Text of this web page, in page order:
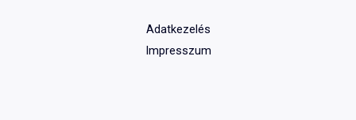
Adatkezelés
Impresszum